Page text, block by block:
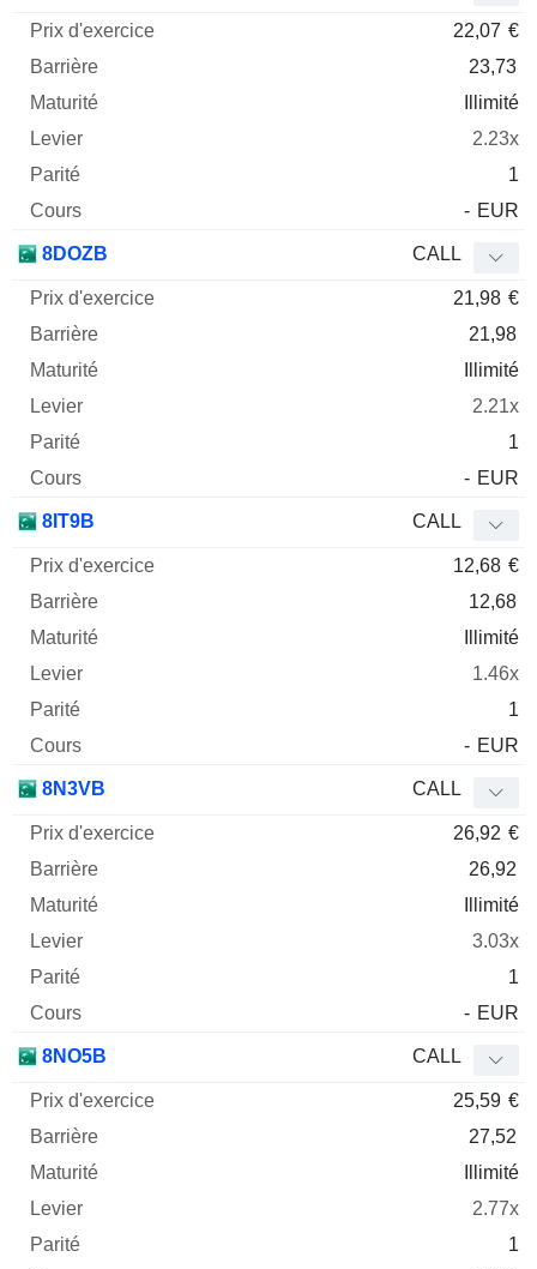
22,07 €
23,73
Illimité
2.23x
1
- EUR
8DOZB CALL
21,98 €
21,98
Illimité
2.21x
1
- EUR
8IT9B CALL
12,68 €
12,68
Illimité
1.46x
1
- EUR
8N3VB CALL
26,92 €
26,92
Illimité
3.03x
1
- EUR
8NO5B CALL
25,59 €
27,52
Illimité
2.77x
1